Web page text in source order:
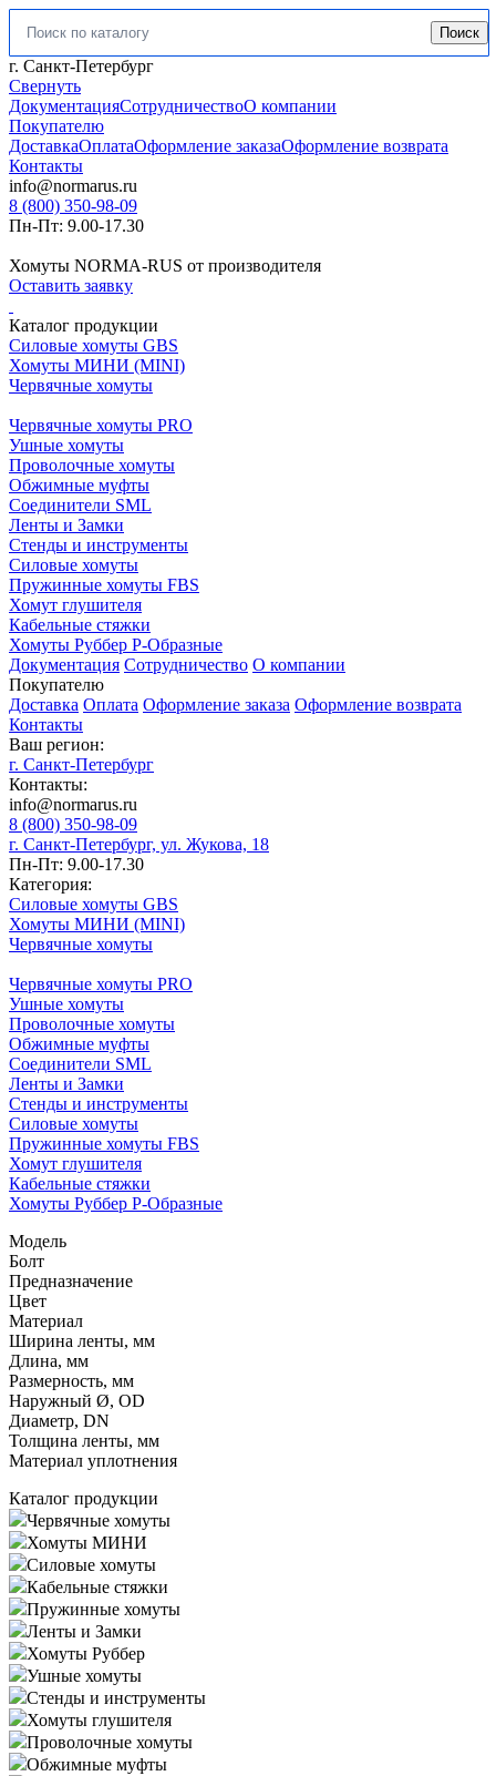
Искать: Поиск
г. Санкт-Петербург
Свернуть
ДокументацияСотрудничествоО компании
Покупателю
ДоставкаОплатаОформление заказаОформление возврата
Контакты
info@normarus.ru
8 (800) 350-98-09
Пн-Пт: 9.00-17.30
Хомуты NORMA-RUS от производителя
Оставить заявку
Каталог продукции
Силовые хомуты GBS
Хомуты МИНИ (MINI)
Червячные хомуты
Червячные хомуты PRO
Ушные хомуты
Проволочные хомуты
Обжимные муфты
Соединители SML
Ленты и Замки
Стенды и инструменты
Силовые хомуты
Пружинные хомуты FBS
Хомут глушителя
Кабельные стяжки
Хомуты Руббер Р-Образные
Документация Сотрудничество О компании
Покупателю
Доставка Оплата Оформление заказа Оформление возврата
Контакты
Ваш регион:
г. Санкт-Петербург
Контакты:
info@normarus.ru
8 (800) 350-98-09
г. Санкт-Петербург, ул. Жукова, 18
Пн-Пт: 9.00-17.30
Категория:
Силовые хомуты GBS
Хомуты МИНИ (MINI)
Червячные хомуты
Червячные хомуты PRO
Ушные хомуты
Проволочные хомуты
Обжимные муфты
Соединители SML
Ленты и Замки
Стенды и инструменты
Силовые хомуты
Пружинные хомуты FBS
Хомут глушителя
Кабельные стяжки
Хомуты Руббер Р-Образные
Модель
Болт
Предназначение
Цвет
Материал
Ширина ленты, мм
Длина, мм
Размерность, мм
Наружный Ø, OD
Диаметр, DN
Толщина ленты, мм
Материал уплотнения
Каталог продукции
Червячные хомуты
Хомуты МИНИ
Силовые хомуты
Кабельные стяжки
Пружинные хомуты
Ленты и Замки
Хомуты Руббер
Ушные хомуты
Стенды и инструменты
Хомуты глушителя
Проволочные хомуты
Обжимные муфты